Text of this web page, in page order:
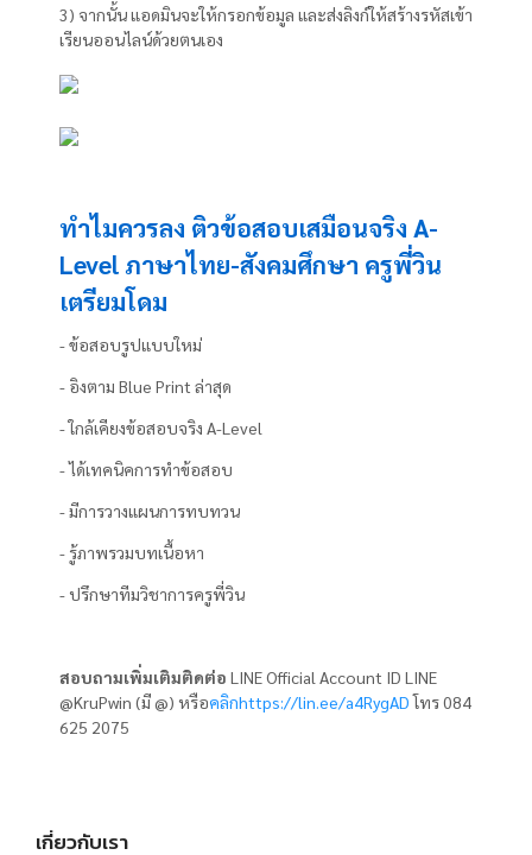
3) จากนั้น แอดมินจะให้กรอกข้อมูล และส่งลิงก์ให้สร้างรหัสเข้า
เรียนออนไลน์ด้วยตนเอง
ทำไมควรลง ติวข้อสอบเสมือนจริง A-
Level ภาษาไทย-สังคมศึกษา ครูพี่วิน
เตรียมโดม
- ข้อสอบรูปแบบใหม่
- อิงตาม Blue Print ล่าสุด
- ใกล้เคียงข้อสอบจริง A-Level
- ได้เทคนิคการทำข้อสอบ
- มีการวางแผนการทบทวน
- รู้ภาพรวมบทเนื้อหา
- ปรึกษาทีมวิชาการครูพี่วิน
สอบถามเพิ่มเติมติดต่อ LINE Official Account ID LINE
@KruPwin (มี @) หรือคลิกhttps://lin.ee/a4RygADโทร 084
625 2075
เกี่ยวกับเรา